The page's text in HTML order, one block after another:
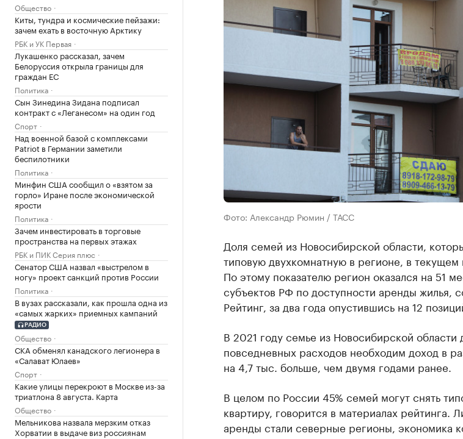
Общество
Киты, тундра и космические пейзажи:
зачем ехать в восточную Арктику
РБК и УК Первая
Лукашенко рассказал, зачем
Белоруссия открыла границы для
граждан ЕС
Политика
Сын Зинедина Зидана подписал
контракт с «Леганесом» на один год
Спорт
Над военной базой с комплексами
Patriot в Германии заметили
беспилотники
Политика
Минфин США сообщил о «взятом за
горло» Иране после экономической
ярости
Политика
Зачем инвестировать в торговые
пространства на первых этажах
РБК и ПИК Серия плюс
Сенатор США назвал «выстрелом в
ногу» проект санкций против России
Политика
В вузах рассказали, как прошла одна из
«самых жарких» приемных кампаний
РАДИО
Общество
СКА обменял канадского легионера в
«Салават Юлаев»
Спорт
Какие улицы перекроют в Москве из-за
триатлона 8 августа. Карта
Общество
Мельникова назвала мерзким отказ
Хорватии в выдаче виз россиянам
Фото: Александр Рюмин / ТАСС
Доля семей из Новосибирской области,
типовую двухкомнатную в регионе, в текущем
По этому показателю регион оказался на 51
субъектов РФ по доступности аренды жилья,
Рейтинг, за два года опустившись на 12
В 2021 году семье из Новосибирской области
повседневных расходов необходим доход в
на 4,7 тыс. больше, чем двумя годами ранее.
В целом по России 45% семей могут снять
квартиру, говорится в материалах рейтинга.
аренды стали северные регионы, экономика